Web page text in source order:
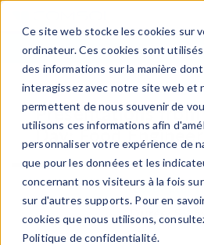
Ce site web stocke les cookies sur
ordinateur. Ces cookies sont
des informations sur la manière
interagissez avec notre site web et
permettent de nous souvenir de
utilisons ces informations afin
personnaliser votre expérience de
que pour les données et les
concernant nos visiteurs à la fois
sur d'autres supports. Pour en
cookies que nous utilisons,
Politique de confidentialité.
Presentations from
Day: Food
Retour aux
Durée: